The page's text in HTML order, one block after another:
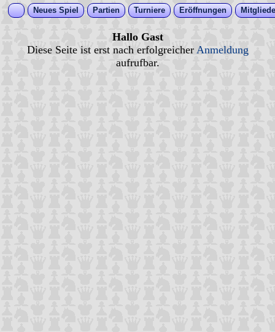
Neues Spiel Partien Turniere Eröffnungen
Hallo Gast
Diese Seite ist erst nach erfolgreicher Anmeldung
aufrufbar.